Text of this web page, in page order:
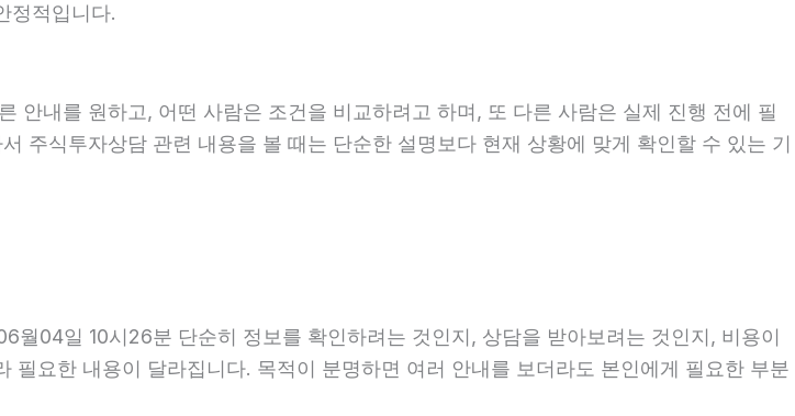
정적입니다.
안내를 원하고, 어떤 사람은 조건을 비교하려고 하며, 또 다른 사람은 실제 진행 전에 필
주식투자상담 관련 내용을 볼 때는 단순한 설명보다 현재 상황에 맞게 확인할 수 있는 기
04일 10시26분 단순히 정보를 확인하려는 것인지, 상담을 받아보려는 것인지, 비용이
요한 내용이 달라집니다. 목적이 분명하면 여러 안내를 보더라도 본인에게 필요한 부분